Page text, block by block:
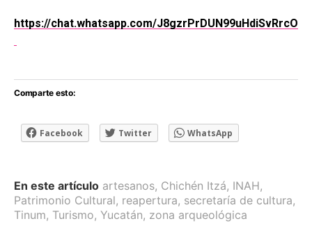
https://chat.whatsapp.com/J8gzrPrDUN99uHdiSvRrcO
Comparte esto:
Facebook Twitter WhatsApp
En este artículo artesanos, Chichén Itzá, INAH,
Patrimonio Cultural, reapertura, secretaría de cultura,
Tinum, Turismo, Yucatán, zona arqueológica